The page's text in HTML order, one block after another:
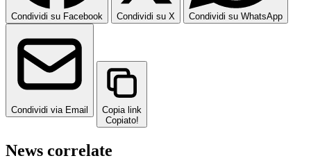
Condividi su Facebook Condividi su X Condividi su WhatsApp
Condividi via Email
Copia link
Copiato!
News correlate